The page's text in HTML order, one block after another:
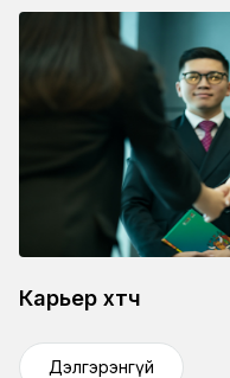
Карьер хөтөч
Дэлгэрэнгүй